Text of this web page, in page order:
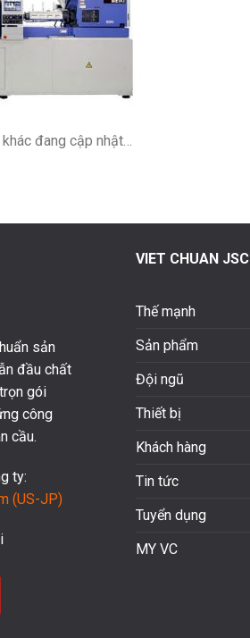
đang cập nhật…
sản
đầu chất
gói
công
cầu.
ty:
(US-JP)
VIET CHUAN JSC
Thế mạnh
Sản phẩm
Đội ngũ
Thiết bị
Khách hàng
Tin tức
Tuyển dụng
MY VC